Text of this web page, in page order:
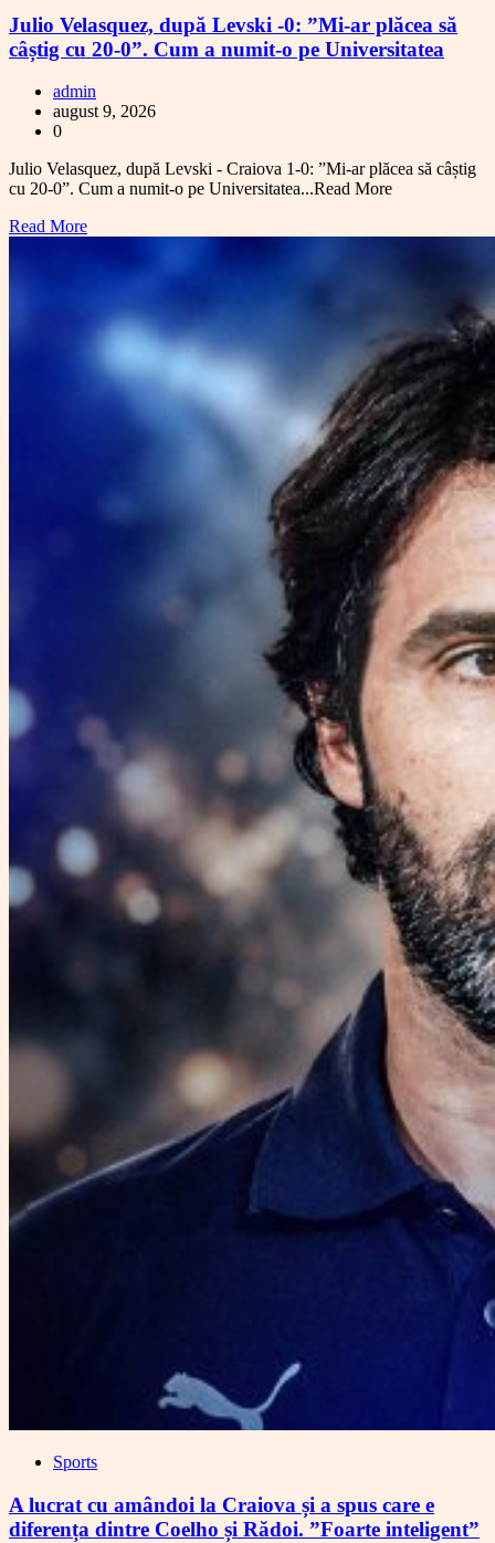
Julio Velasquez, după Levski -0: ”Mi-ar plăcea să
câștig cu 20-0”. Cum a numit-o pe Universitatea
admin
august 9, 2026
0
Julio Velasquez, după Levski - Craiova 1-0: ”Mi-ar plăcea să câștig
cu 20-0”. Cum a numit-o pe Universitatea...Read More
Read More
Sports
A lucrat cu amândoi la Craiova și a spus care e
diferența dintre Coelho și Rădoi. ”Foarte inteligent”